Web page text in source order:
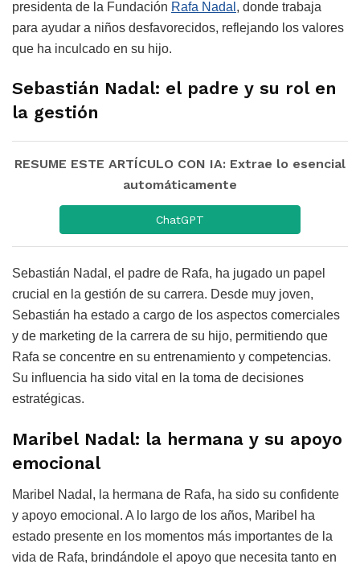
presidenta de la Fundación Rafa Nadal , donde trabaja
para ayudar a niños desfavorecidos, reflejando los valores
que ha inculcado en su hijo.
Sebastián Nadal: el padre y su rol en
la gestión
RESUME ESTE ARTÍCULO CON IA: Extrae lo esencial
automáticamente
ChatGPT
Sebastián Nadal, el padre de Rafa, ha jugado un papel
crucial en la gestión de su carrera. Desde muy joven,
Sebastián ha estado a cargo de los aspectos comerciales
y de marketing de la carrera de su hijo, permitiendo que
Rafa se concentre en su entrenamiento y competencias.
Su influencia ha sido vital en la toma de decisiones
estratégicas.
Maribel Nadal: la hermana y su apoyo
emocional
Maribel Nadal, la hermana de Rafa, ha sido su confidente
y apoyo emocional. A lo largo de los años, Maribel ha
estado presente en los momentos más importantes de la
vida de Rafa, brindándole el apoyo que necesita tanto en